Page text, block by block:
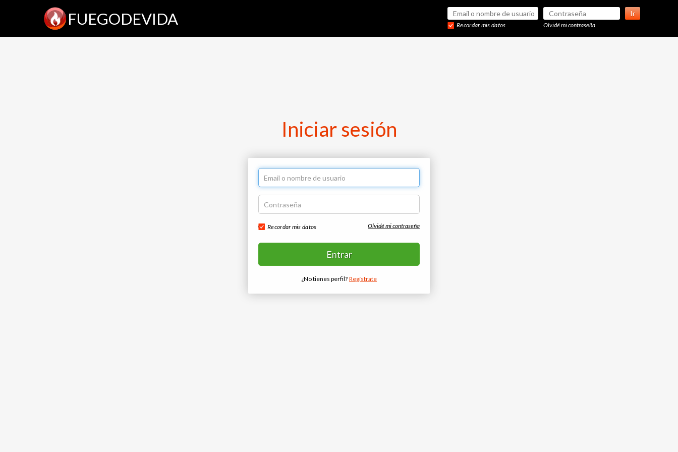
FUEGODEVIDA Ir
Recordar mis datos Olvidé mi contraseña
Iniciar sesión
Recordar mis datos Olvidé mi contraseña
¿No tienes perfil? Regístrate